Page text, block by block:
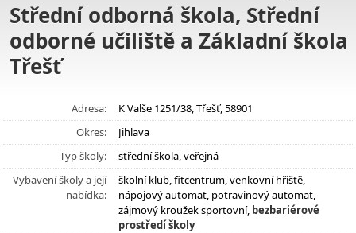
Střední odborná škola, Střední
odborné učiliště a Základní škola
Třešť
Adresa:
K Valše 1251/38, Třešť, 58901
Okres:
Jihlava
Typ školy:
střední škola, veřejná
Vybavení školy a její
nabídka:
školní klub, fitcentrum, venkovní hřiště,
nápojový automat, potravinový automat,
zájmový kroužek sportovní, bezbariérové
prostředí školy